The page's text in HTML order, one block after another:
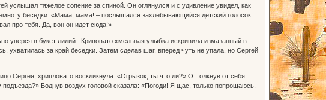
услышал тяжелое сопение за спиной. Он оглянулся и с удивление увидел, как
беседки: «Мама, мама! – послышался захлёбывающийся детский голосок.
про тебя. Да, вон он идет сюда!»
уперся в букет лилий. Кривовато хмельная улыбка искривила измазанный в
за край беседки. Затем сделав шаг, вперед чуть не упала, но Сергей
Сергея, хрипловато воскликнула: «Огрызок, ты что ли?» Оттолкнув от себя
Боднув воздух головой сказала: «Погоди! Я щас, только попрощаюсь.